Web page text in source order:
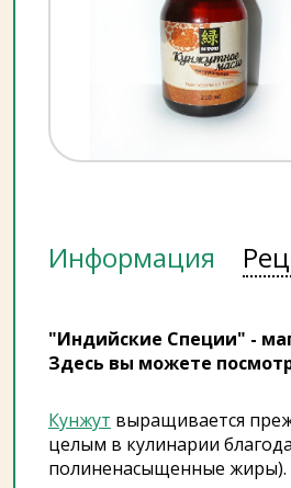
Информация
"Индийские Специи" -
Здесь вы можете
Кунжут выращивается
целым в кулинарии
полиненасыщенные жиры).